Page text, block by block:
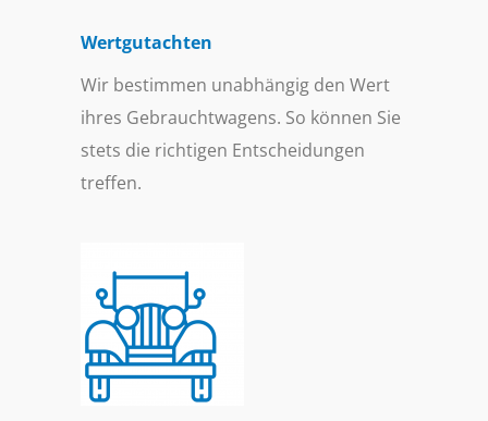
Wertgutachten
Wir bestimmen unabhängig den Wert
ihres Gebrauchtwagens. So können Sie
stets die richtigen Entscheidungen
treffen.